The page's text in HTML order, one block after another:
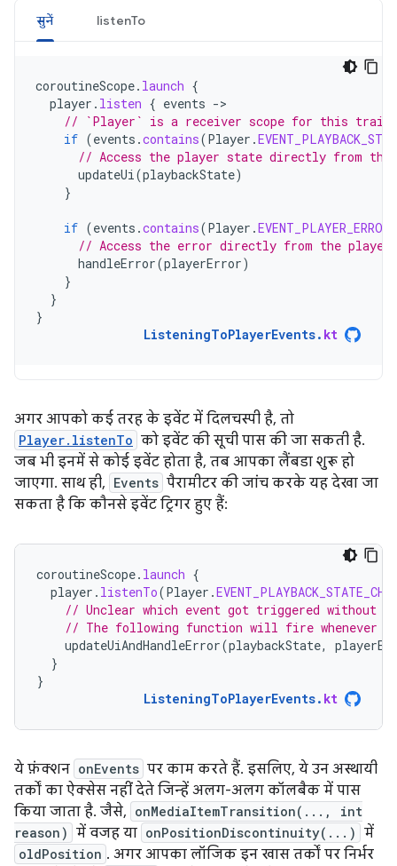
सुनें listenTo
coroutineScope. launch {
player . listen { events -
// `Player` is a receiver scope for this
if (events .contains(Player .
// Access the player state directly from the
updateUi(playbackState)
}
if (events .contains(Player .EVENT_PLAYER_ERROR
// Access the error directly from the player
handleError(playerError)
}
}
}
ListeningToPlayerEvents. kt
अगर आपको कई तरह के इवेंट में दिलचस्पी है, तो
Player.listenTo को इवेंट की सूची पास की जा सकती है.
जब भी इनमें से कोई इवेंट होता है, तब आपका लैंबडा शुरू हो
जाएगा. साथ ही, Events पैरामीटर की जांच करके यह देखा जा
सकता है कि कौनसे इवेंट ट्रिगर हुए हैं:
coroutineScope. launch {
player . listenTo(Player .
// Unclear which event got triggered without
// The following function will fire whenever
updateUiAndHandleError(playbackState,
}
}
ListeningToPlayerEvents. kt
ये फ़ंक्शन onEvents पर काम करते हैं. इसलिए, ये उन अस्थायी
तर्कों का ऐक्सेस नहीं देते जिन्हें अलग-अलग कॉलबैक में पास
किया जाता है. जैसे, onMediaItemTransition(..., int
reason) में वजह या onPositionDiscontinuity(...) में
oldPosition . अगर आपका लॉजिक इन खास तर्कों पर निर्भर